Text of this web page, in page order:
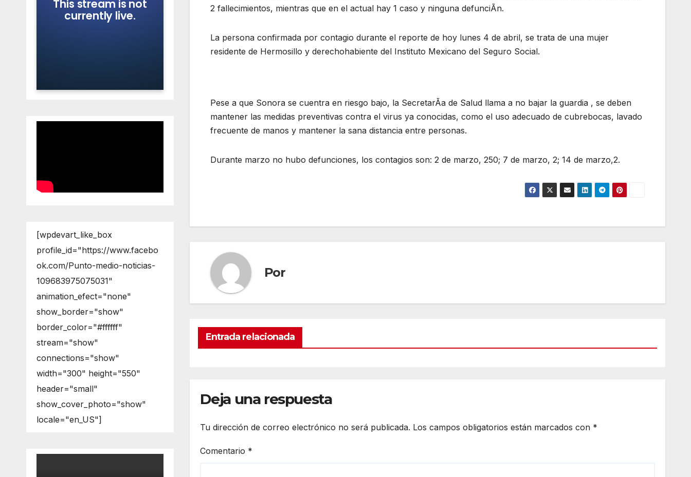
[wpdevart_like_box
profile_id="https://www.facebo
ok.com/Punto-medio-noticias-
109683975075031"
animation_efect="none"
show_border="show"
border_color="#ffffff"
stream="show"
connections="show"
width="300" height="550"
header="small"
show_cover_photo="show"
locale="en_US"]
2 fallecimientos, mientras que en el actual hay 1 caso y ninguna defunciÃn.
La persona confirmada por contagio durante el reporte de hoy lunes 4 de abril, se trata de una mujer
residente de Hermosillo y derechohabiente del Instituto Mexicano del Seguro Social.
Pese a que Sonora se cuentra en riesgo bajo, la SecretarÃa de Salud llama a no bajar la guardia , se deben
mantener las medidas preventivas contra el virus ya conocidas, como el uso adecuado de cubrebocas, lavado
frecuente de manos y mantener la sana distancia entre personas.
Durante marzo no hubo defunciones, los contagios son: 2 de marzo, 250; 7 de marzo, 2; 14 de marzo,2.
Por
Entrada relacionada
Deja una respuesta
Tu dirección de correo electrónico no será publicada. Los campos obligatorios están marcados con *
Comentario *